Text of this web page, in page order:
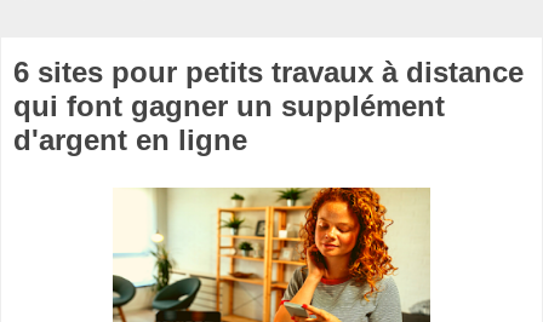
6 sites pour petits travaux à distance
qui font gagner un supplément
d'argent en ligne